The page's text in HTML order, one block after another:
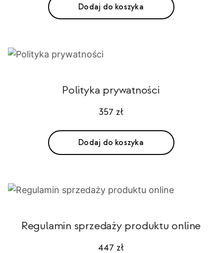
Dodaj do koszyka
Polityka prywatności
357 zł
Dodaj do koszyka
Regulamin sprzedaży produktu online
447 zł